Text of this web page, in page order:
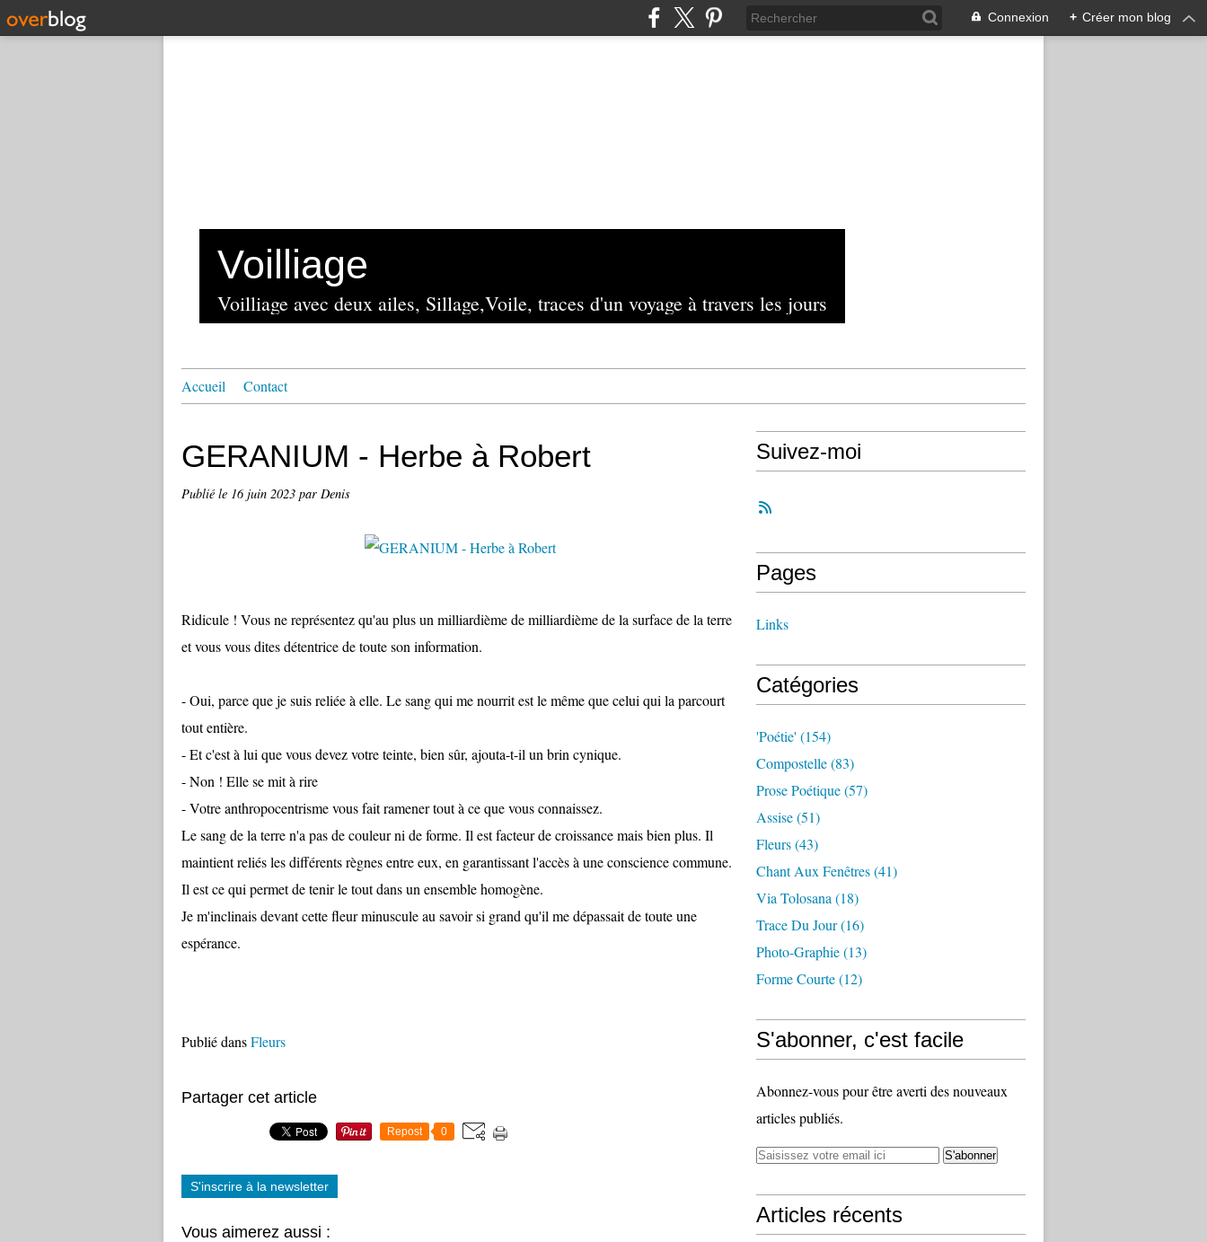
Connexion + Créer mon blog
Voilliage
Voilliage avec deux ailes, Sillage,Voile, traces d'un voyage à travers les jours
Accueil Contact
GERANIUM - Herbe à Robert
Publié le 16 juin 2023 par Denis
Ridicule ! Vous ne représentez qu'au plus un milliardième de milliardième de la surface de la terre
et vous vous dites détentrice de toute son information.
- Oui, parce que je suis reliée à elle. Le sang qui me nourrit est le même que celui qui la parcourt
tout entière.
- Et c'est à lui que vous devez votre teinte, bien sûr, ajouta-t-il un brin cynique.
- Non ! Elle se mit à rire
- Votre anthropocentrisme vous fait ramener tout à ce que vous connaissez.
Le sang de la terre n'a pas de couleur ni de forme. Il est facteur de croissance mais bien plus. Il
maintient reliés les différents règnes entre eux, en garantissant l'accès à une conscience commune.
Il est ce qui permet de tenir le tout dans un ensemble homogène.
Je m'inclinais devant cette fleur minuscule au savoir si grand qu'il me dépassait de toute une
espérance.
Publié dansFleurs
Partager cet article
Repost 0
S'inscrire à la newsletter
Vous aimerez aussi :
Suivez-moi
Pages
Links
Catégories
'poétie' (154)
Compostelle(83)
Prose Poétique(57)
Assise(51)
Fleurs(43)
Chant Aux Fenêtres(41)
Via Tolosana (18)
Trace Du Jour(16)
Photo-Graphie(13)
Forme Courte(12)
S'abonner, c'est facile
Abonnez-vous pour être averti des nouveaux
articles publiés.
Articles récents